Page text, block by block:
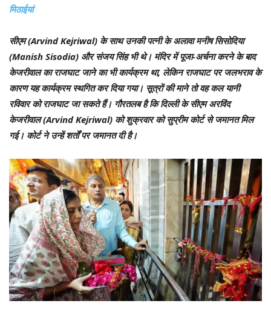
मिठाईयां
सीएम (Arvind Kejriwal) के साथ उनकी पत्नी के अलावा मनीष सिसोदिया
(Manish Sisodia) और संजय सिंह भी थे। मंदिर में पूजा-अर्चना करने के बाद
केजरीवाल का राजघाट जाने का भी कार्यक्रम था, लेकिन राजघाट पर जलभराव के
कारण यह कार्यक्रम स्थगित कर दिया गया। सूत्रों की माने तो वह कल यानी
रविवार को राजघाट जा सकते हैं। गौरतलब है कि दिल्ली के सीएम अरविंद
केजरीवाल (Arvind Kejriwal) को शुक्रवार को सुप्रीम कोर्ट से जमानत मिल
गई। कोर्ट ने उन्हें शर्तों पर जमानत दी है।